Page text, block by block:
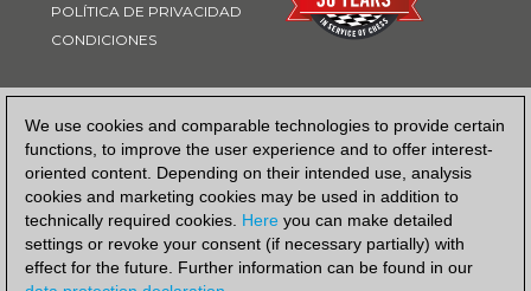
We use cookies and comparable technologies to provide certain
functions, to improve the user experience and to offer interest-
oriented content. Depending on their intended use, analysis
cookies and marketing cookies may be used in addition to
technically required cookies. Here you can make detailed
settings or revoke your consent (if necessary partially) with
effect for the future. Further information can be found in our
POLÍTICA DE PRIVACIDAD
CONDICIONES
FORMA DE PAGO